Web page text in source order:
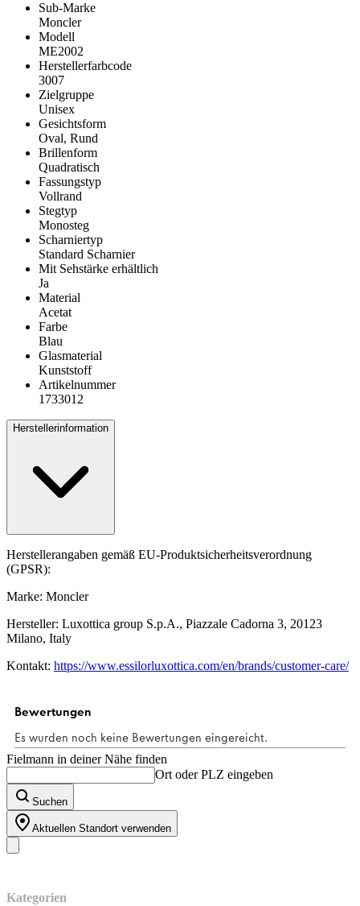
Sub-Marke
Moncler
Modell
ME2002
Herstellerfarbcode
3007
Zielgruppe
Unisex
Gesichtsform
Oval, Rund
Brillenform
Quadratisch
Fassungstyp
Vollrand
Stegtyp
Monosteg
Scharniertyp
Standard Scharnier
Mit Sehstärke erhältlich
Ja
Material
Acetat
Farbe
Blau
Glasmaterial
Kunststoff
Artikelnummer
1733012
Herstellerinformation
Herstellerangaben gemäß EU-Produktsicherheitsverordnung
(GPSR):
Marke: Moncler
Hersteller: Luxottica group S.p.A., Piazzale Cadorna 3, 20123
Milano, Italy
Kontakt: https://www.essilorluxottica.com/en/brands/customer-care/
Fielmann in deiner Nähe finden
Ort oder PLZ eingeben
Suchen
Aktuellen Standort verwenden
Kategorien